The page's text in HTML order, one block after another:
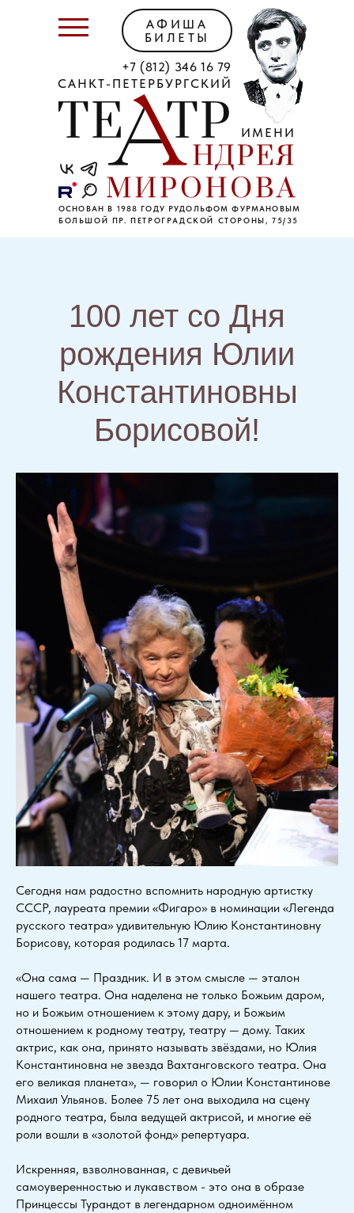
САНКТ-ПЕТЕРБУРГСКИЙ
ИМЕНИ
ОСНОВАН В 1988 ГОДУ РУДОЛЬФОМ ФУРМАНОВЫМ
+7 (812) 346 16 79
БОЛЬШОЙ ПР. ПЕТРОГРАДСКОЙ СТОРОНЫ, 75/35
АФИША
БИЛЕТЫ
100 лет со Дня
рождения Юлии
Константиновны
Борисовой!
Сегодня нам радостно вспомнить народную артистку
СССР, лауреата премии «Фигаро» в номинации «Легенда
русского театра» удивительную Юлию Константиновну
Борисову, которая родилась 17 марта.
«Она сама — Праздник. И в этом смысле — эталон
нашего театра. Она наделена не только Божьим даром,
но и Божьим отношением к этому дару, и Божьим
отношением к родному театру, театру — дому. Таких
актрис, как она, принято называть звёздами, но Юлия
Константиновна не звезда Вахтанговского театра. Она
его великая планета», — говорил о Юлии Константинове
Михаил Ульянов. Более 75 лет она выходила на сцену
родного театра, была ведущей актрисой, и многие её
роли вошли в «золотой фонд» репертуара.
Искренняя, взволнованная, с девичьей
самоуверенностью и лукавством - это она в образе
Принцессы Турандот в легендарном одноимённом